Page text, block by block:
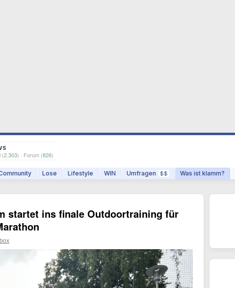
(2.303) · Forum (826)
Lose Lifestyle WIN Umfragen $$ Was ist klamm?
startet ins finale Outdoortraining für